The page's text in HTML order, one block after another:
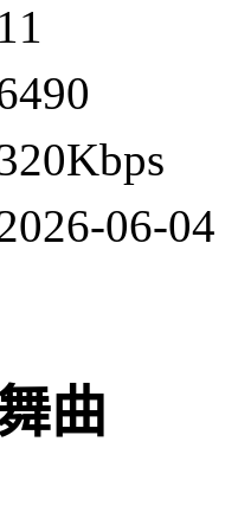
11
06-04
曲